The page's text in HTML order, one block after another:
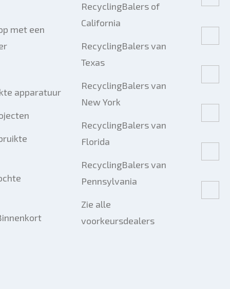
met een
apparatuur
RecyclingBalers of
California
RecyclingBalers van
Texas
RecyclingBalers van
New York
RecyclingBalers van
Florida
RecyclingBalers van
Pennsylvania
Zie alle
voorkeursdealers